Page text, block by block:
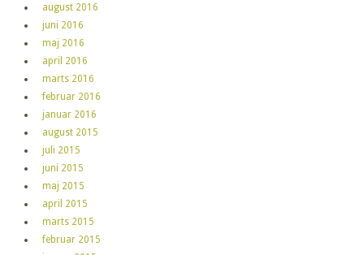
august 2016
juni 2016
maj 2016
april 2016
marts 2016
februar 2016
januar 2016
august 2015
juli 2015
juni 2015
maj 2015
april 2015
marts 2015
februar 2015